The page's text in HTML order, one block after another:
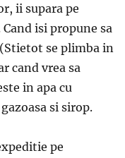
ii supara pe
isi propune sa
se plimba in
cand vrea sa
in apa cu
si sirop.
pe